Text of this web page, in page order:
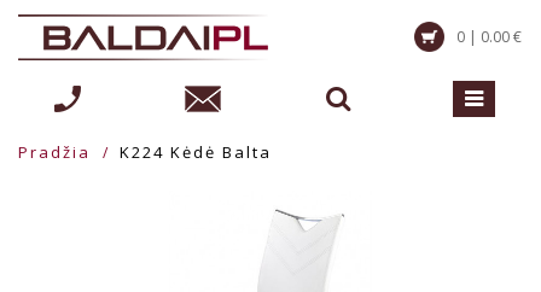
0 | 0.00 €
Pradžia K224 Kėdė Balta